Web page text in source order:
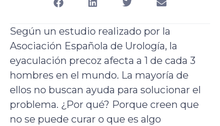
Según un estudio realizado por la
Asociación Española de Urología, la
eyaculación precoz afecta a 1 de cada 3
hombres en el mundo. La mayoría de
ellos no buscan ayuda para solucionar el
problema. ¿Por qué? Porque creen que
no se puede curar o que es algo